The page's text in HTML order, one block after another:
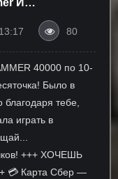
80
40000 по 10-
Было в
тебе,
играть в
+++ ХОЧЕШЬ
Карта Сбер —